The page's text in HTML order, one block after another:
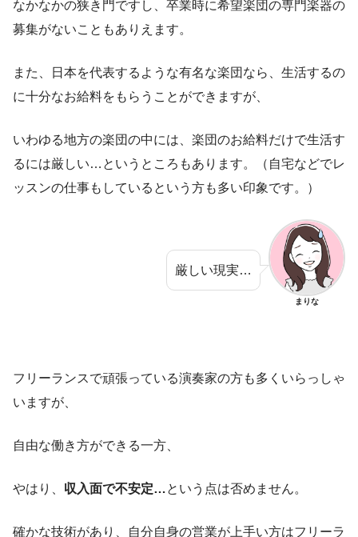
なかなかの狭き門ですし、卒業時に希望楽団の専門楽器の
募集がないこともありえます。
また、日本を代表するような有名な楽団なら、生活するの
に十分なお給料をもらうことができますが、
いわゆる地方の楽団の中には、楽団のお給料だけで生活す
るには厳しい…というところもあります。（自宅などでレ
ッスンの仕事もしているという方も多い印象です。）
厳しい現実…
まりな
フリーランスで頑張っている演奏家の方も多くいらっしゃ
いますが、
自由な働き方ができる一方、
やはり、 収入面で不安定…という点は否めません。
確かな技術があり、自分自身の営業が上手い方はフリーラ